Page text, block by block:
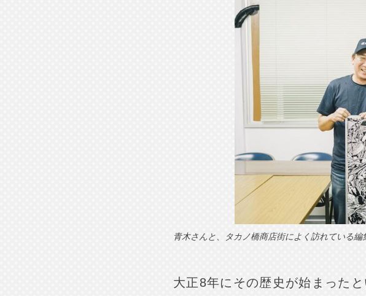
青木さんと、タカノ橋商店街によく訪れている編
大正8年にその歴史が始まった